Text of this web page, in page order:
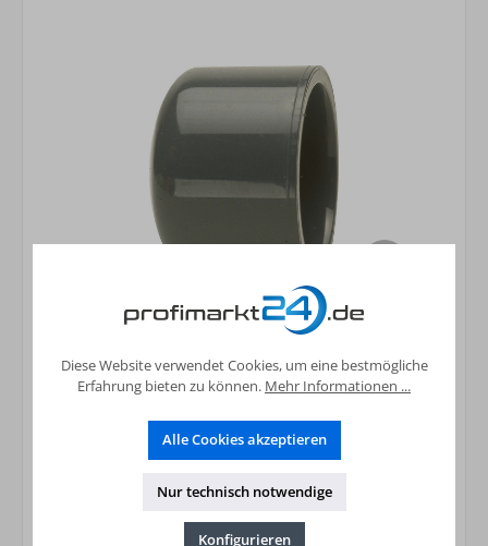
PVC-U - Klebefitting Kappe, 25 mm
1,38 €*
Preise inkl. MwSt. zzgl. Versandkosten
In den Warenkorb
Diese Website verwendet Cookies, um eine bestmögliche
Erfahrung bieten zu können. Mehr Informationen ...
Alle Cookies akzeptieren
Nur technisch notwendige
Konfigurieren